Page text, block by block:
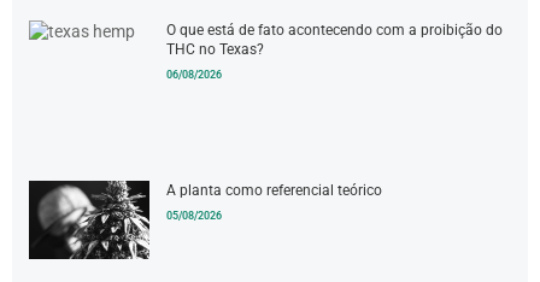
O que está de fato acontecendo com a proibição do
THC no Texas?
06/08/2026
A planta como referencial teórico
05/08/2026